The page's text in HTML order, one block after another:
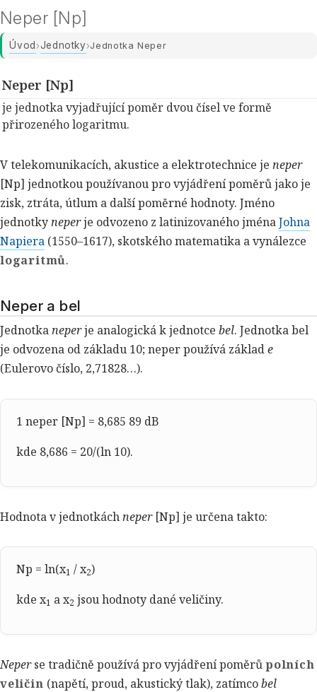
Neper [Np]
Úvod›Jednotky›Jednotka Neper
Neper [Np]
je jednotka vyjadřující poměr dvou čísel ve formě
přirozeného logaritmu.
V telekomunikacích, akustice a elektrotechnice je neper
[Np] jednotkou používanou pro vyjádření poměrů jako je
zisk, ztráta, útlum a další poměrné hodnoty. Jméno
jednotkyneperje odvozeno z latinizovaného jménaJohna
Napiera (1550–1617), skotského matematika a vynálezce
logaritmů.
Neper a bel
Jednotkaneperje analogická k jednotce bel. Jednotka bel
je odvozena od základu 10; neper používá základe
(Eulerovo číslo, 2,71828…).
1 neper [Np] = 8,685 89 dB
kde 8,686 = 20/(ln 10).
Hodnota v jednotkáchneper[Np] je určena takto:
Np = ln(x1 / x2)
kde x1 a x2 jsou hodnoty dané veličiny.
Neperse tradičně používá pro vyjádření poměrůpolních
veličin (napětí, proud, akustický tlak), zatímcobel